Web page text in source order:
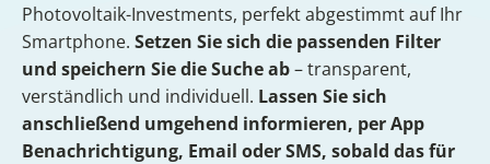
Photovoltaik-Investments, perfekt abgestimmt auf Ihr
Smartphone. Setzen Sie sich die passenden Filter
und speichern Sie die Suche ab– transparent,
verständlich und individuell. Lassen Sie sich
anschließend umgehend informieren, per App
Benachrichtigung, Email oder SMS, sobald das für